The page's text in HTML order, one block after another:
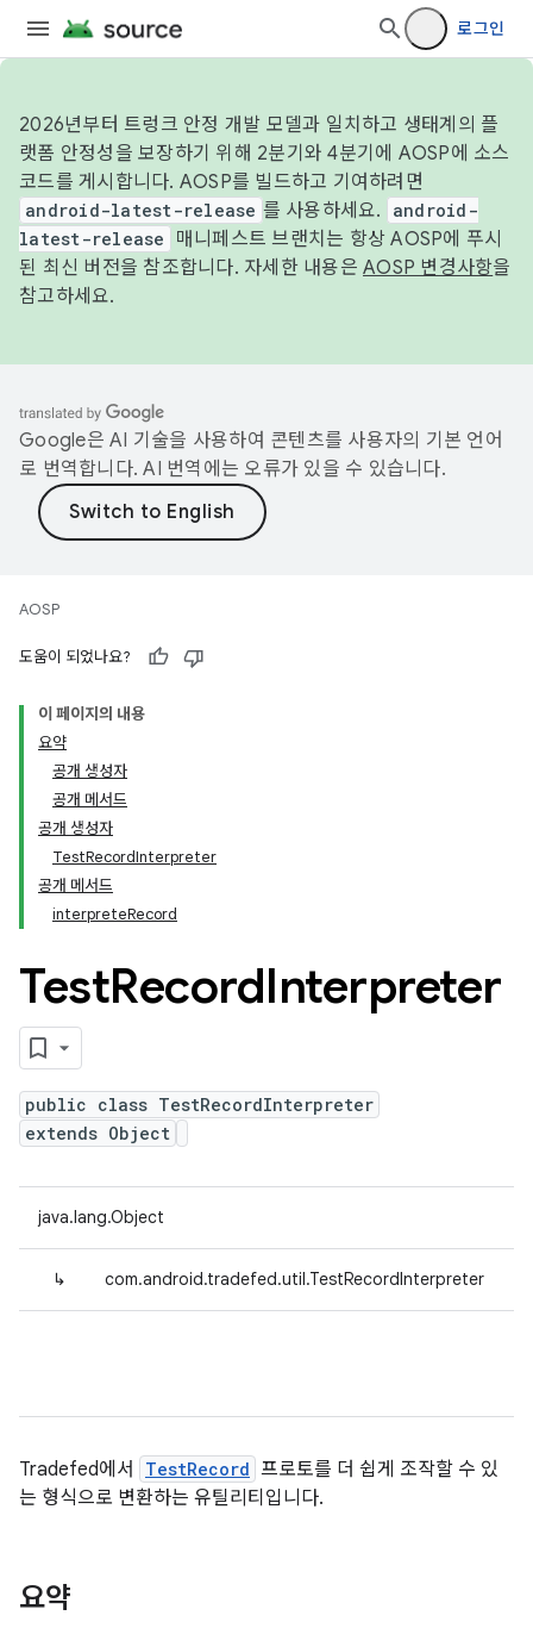
로그인
2026년부터 트렁크 안정 개발 모델과 일치하고 생태계의 플
랫폼 안정성을 보장하기 위해 2분기와 4분기에 AOSP에 소스
코드를 게시합니다. AOSP를 빌드하고 기여하려면
android-latest-release 를 사용하세요.
android-
latest-release
매니페스트 브랜치는 항상 AOSP에 푸시
된 최신 버전을 참조합니다. 자세한 내용은 AOSP 변경사항을
참고하세요.
Google은 AI 기술을 사용하여 콘텐츠를 사용자의 기본 언어
로 번역합니다. AI 번역에는 오류가 있을 수 있습니다.
AOSP
도움이 되었나요?
이 페이지의 내용
요약
공개 생성자
공개 메서드
공개 생성자
TestRecordInterpreter
공개 메서드
interpreteRecord
TestRecordInterpreter
public class TestRecordInterpreter
extends Object
java.lang.Object
↳ com.android.tradefed.util.TestRecordInterpreter
Tradefed에서 TestRecord 프로토를 더 쉽게 조작할 수 있
는 형식으로 변환하는 유틸리티입니다.
요약